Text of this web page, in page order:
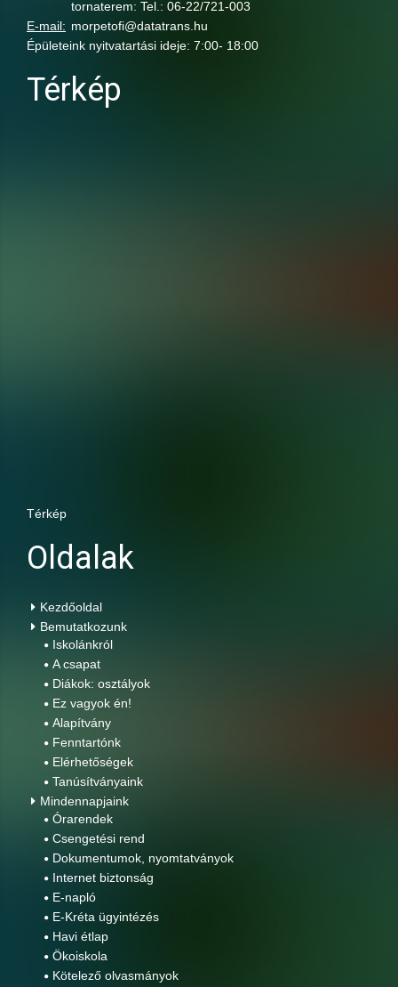
tornaterem: Tel.: 06-22/721-003
E-mail: morpetofi@datatrans.hu
Épületeink nyitvatartási ideje: 7:00- 18:00
Térkép
Térkép
Oldalak
Kezdőoldal
Bemutatkozunk
Iskolánkról
A csapat
Diákok: osztályok
Ez vagyok én!
Alapítvány
Fenntartónk
Elérhetőségek
Tanúsítványaink
Mindennapjaink
Órarendek
Csengetési rend
Dokumentumok, nyomtatványok
Internet biztonság
E-napló
E-Kréta ügyintézés
Havi étlap
Ökoiskola
Kötelező olvasmányok